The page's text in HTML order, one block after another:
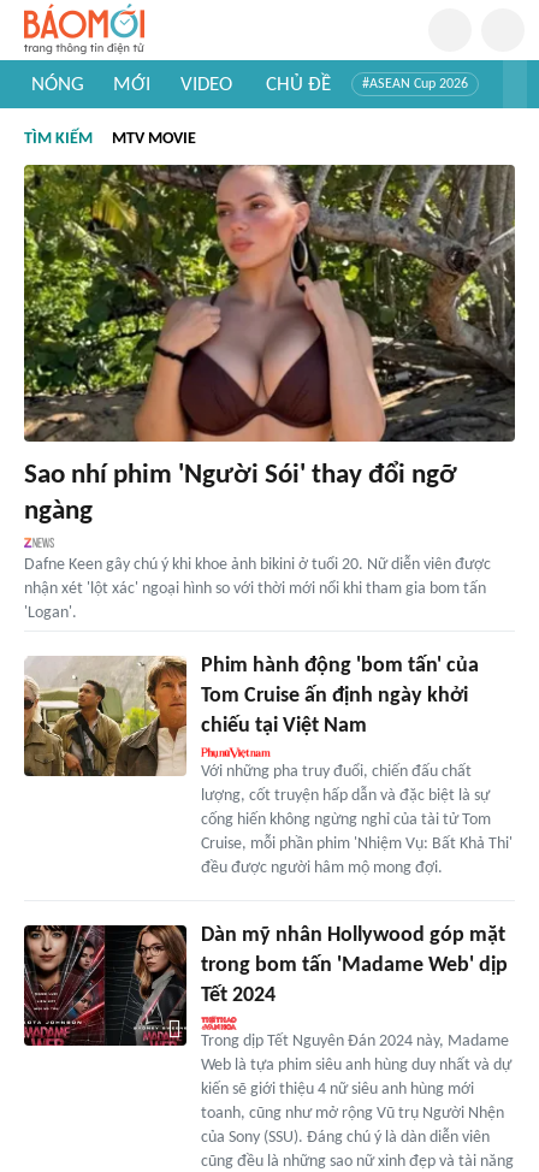
NÓNG MỚI VIDEO CHỦ ĐỀ #ASEAN Cup 2026
#Khám phá thế giới
TÌM KIẾM MTV MOVIE
Sao nhí phim 'Người Sói' thay đổi ngỡ
ngàng
Dafne Keen gây chú ý khi khoe ảnh bikini ở tuổi 20. Nữ diễn viên được
nhận xét 'lột xác' ngoại hình so với thời mới nổi khi tham gia bom tấn
'Logan'.
Phim hành động 'bom tấn' của
Tom Cruise ấn định ngày khởi
chiếu tại Việt Nam
Với những pha truy đuổi, chiến đấu chất
lượng, cốt truyện hấp dẫn và đặc biệt là sự
cống hiến không ngừng nghỉ của tài tử Tom
Cruise, mỗi phần phim 'Nhiệm Vụ: Bất Khả Thi'
đều được người hâm mộ mong đợi.
Dàn mỹ nhân Hollywood góp mặt
trong bom tấn 'Madame Web' dịp
Tết 2024
Trong dịp Tết Nguyên Đán 2024 này, Madame
Web là tựa phim siêu anh hùng duy nhất và dự
kiến sẽ giới thiệu 4 nữ siêu anh hùng mới
toanh, cũng như mở rộng Vũ trụ Người Nhện
của Sony (SSU). Đáng chú ý là dàn diễn viên
cũng đều là những sao nữ xinh đẹp và tài năng